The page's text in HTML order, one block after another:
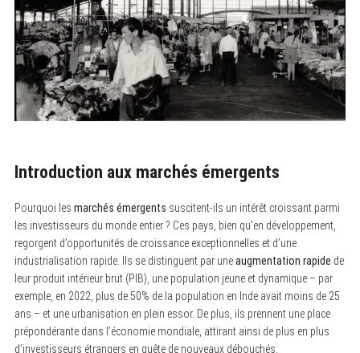
Introduction aux marchés émergents
Pourquoi les marchés émergents suscitent-ils un intérêt croissant parmi
les investisseurs du monde entier ? Ces pays, bien qu’en développement,
regorgent d’opportunités de croissance exceptionnelles et d’une
industrialisation rapide. Ils se distinguent par uneaugmentation rapide de
leur produit intérieur brut (PIB), une population jeune et dynamique – par
exemple, en 2022, plus de 50% de la population en Inde avait moins de 25
ans – et une urbanisation en plein essor. De plus, ils prennent une place
prépondérante dans l’économie mondiale, attirant ainsi de plus en plus
d’investisseurs étrangers en quête de nouveaux débouchés.